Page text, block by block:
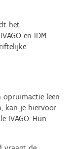
het
en IDM
opruimactie (een
kan je hiervoor
IVAGO. Hun